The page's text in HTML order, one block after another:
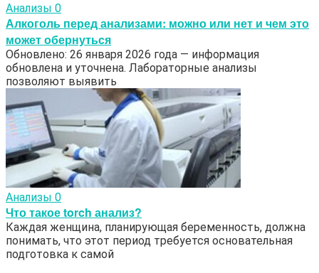
Анализы 0
Алкоголь перед анализами: можно или нет и чем это
может обернуться
Обновлено: 26 января 2026 года — информация
обновлена и уточнена. Лабораторные анализы
позволяют выявить
Анализы 0
Что такое torch анализ?
Каждая женщина, планирующая беременность, должна
понимать, что этот период требуется основательная
подготовка к самой